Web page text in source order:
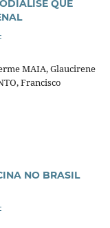
QUE
MAIA, Glaucirene
Francisco
NO BRASIL